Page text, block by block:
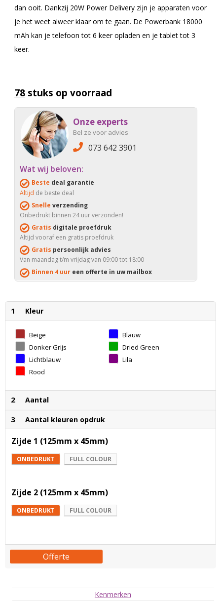
dan ooit. Dankzij 20W Power Delivery zijn je apparaten voor
je het weet alweer klaar om te gaan. De Powerbank 18000
mAh kan je telefoon tot 6 keer opladen en je tablet tot 3
keer.
78 stuks op voorraad
Onze experts
Bel ze voor advies
073 642 3901
Wat wij beloven:
Beste deal garantie
Altijd de beste deal
Snelle verzending
Onbedrukt binnen 24 uur verzonden!
Gratis digitale proefdruk
Altijd vooraf een gratis proefdruk
Gratis persoonlijk advies
Van maandag t/m vrijdag van 09:00 tot 18:00
Binnen 4 uur een offerte in uw mailbox
1 Kleur
Beige
Blauw
Donker Grijs
Dried Green
Lichtblauw
Lila
Rood
2 Aantal
3 Aantal kleuren opdruk
Zijde 1 (125mm x 45mm)
ONBEDRUKT FULL COLOUR
Zijde 2 (125mm x 45mm)
ONBEDRUKT FULL COLOUR
Offerte
Kenmerken